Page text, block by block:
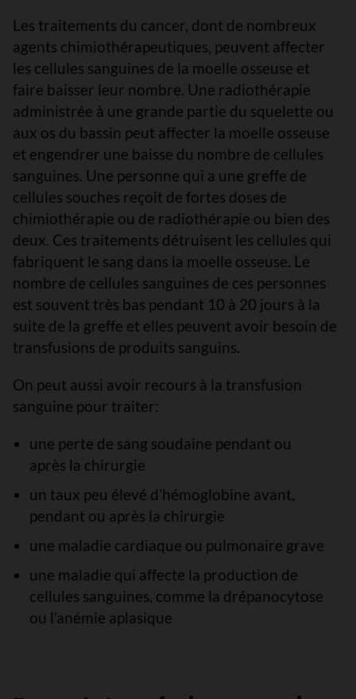
Les traitements du cancer, dont de nombreux
agents chimiothérapeutiques, peuvent affecter
les cellules sanguines de la moelle osseuse et
faire baisser leur nombre. Une radiothérapie
administrée à une grande partie du squelette ou
aux os du bassin peut affecter la moelle osseuse
et engendrer une baisse du nombre de cellules
sanguines. Une personne qui a une greffe de
cellules souches reçoit de fortes doses de
chimiothérapie ou de radiothérapie ou bien des
deux. Ces traitements détruisent les cellules qui
fabriquent le sang dans la moelle osseuse. Le
nombre de cellules sanguines de ces personnes
est souvent très bas pendant 10 à 20 jours à la
suite de la greffe et elles peuvent avoir besoin de
transfusions de produits sanguins.
On peut aussi avoir recours à la transfusion
sanguine pour traiter:
une perte de sang soudaine pendant ou
après la chirurgie
un taux peu élevé d’hémoglobine avant,
pendant ou après la chirurgie
une maladie cardiaque ou pulmonaire grave
une maladie qui affecte la production de
cellules sanguines, comme la drépanocytose
ou l’anémie aplasique